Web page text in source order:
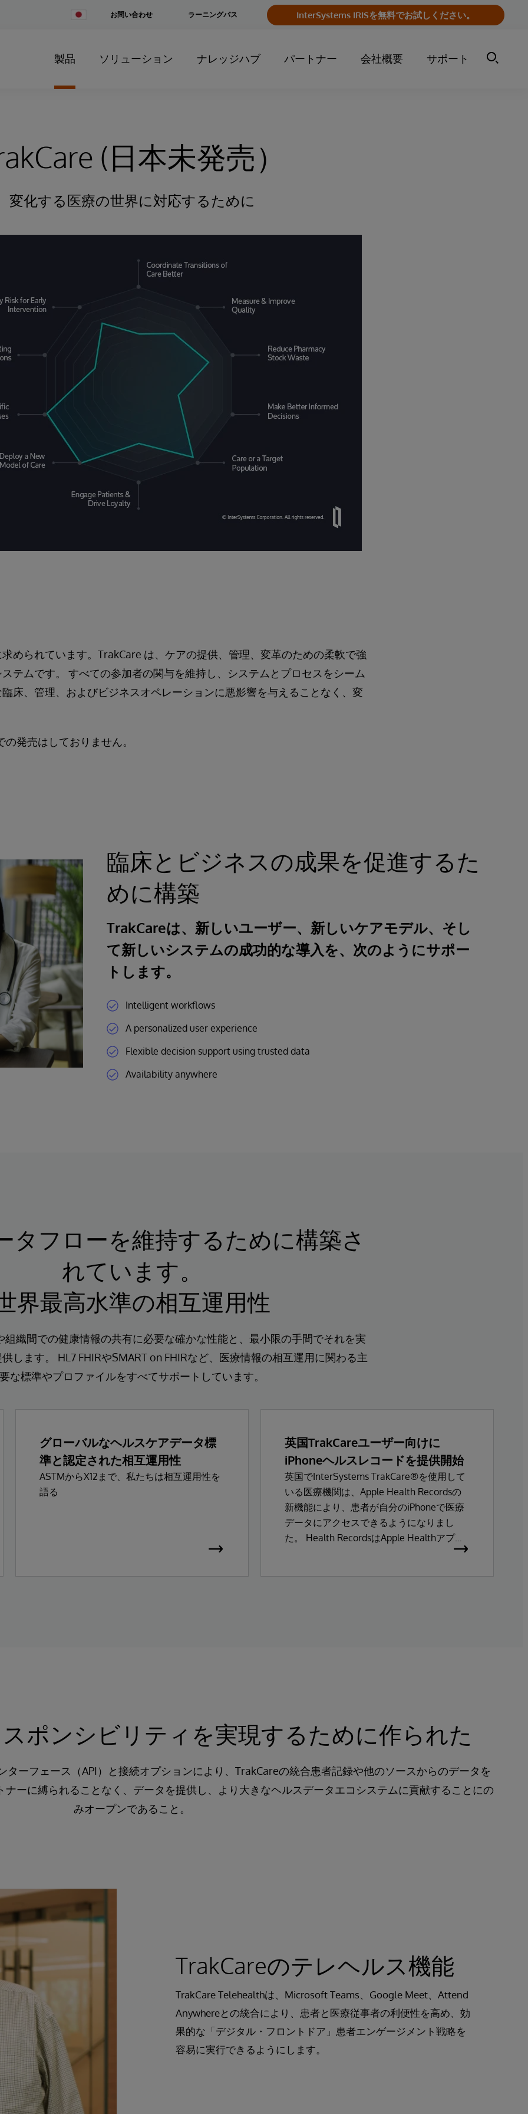
Change
お問い合わせ InterSystems IRISを無料でお試しください。
ラーニングパス
製品 ソリューション ナレッジハブ パートナー 会社概要 サポート
(日本未発売）
変化する医療の世界に対応するために
められています。TrakCare は、ケアの提供、管理、変革のための柔軟で強
テムです。 すべての参加者の関与を維持し、システムとプロセスをシーム
床、管理、およびビジネスオペレーションに悪影響を与えることなく、変
発売はしておりません。
臨床とビジネスの成果を促進するた
めに構築
TrakCareは、新しいユーザー、新しいケアモデル、そし
て新しいシステムの成功的な導入を、次のようにサポー
トします。
Intelligent workflows
A personalized user experience
Flexible decision support using trusted data
Availability anywhere
タフローを維持するために構築さ
れています。
界最高水準の相互運用性
組織間での健康情報の共有に必要な確かな性能と、最小限の手間でそれを実
します。 HL7 FHIRやSMART on FHIRなど、医療情報の相互運用に関わる主
要な標準やプロファイルをすべてサポートしています。
グローバルなヘルスケアデータ標
準と認定された相互運用性
ASTMからX12まで、私たちは相互運用性を
語る
英国TrakCareユーザー向けに
iPhoneヘルスレコードを提供開始
英国でInterSystems TrakCare®を使用して
いる医療機関は、Apple Health Recordsの
新機能により、患者が自分のiPhoneで医療
データにアクセスできるようになりまし
た。 Health RecordsはApple Healthアプリ
ポンシビリティを実現するために作られた
ーフェース（API）と接続オプションにより、TrakCareの統合患者記録や他のソースからのデータを
ーに縛られることなく、データを提供し、より大きなヘルスデータエコシステムに貢献することにの
みオープンであること。
TrakCareのテレヘルス機能
TrakCare Telehealthは、Microsoft Teams、Google Meet、Attend
Anywhereとの統合により、患者と医療従事者の利便性を高め、効
果的な「デジタル・フロントドア」患者エンゲージメント戦略を
容易に実行できるようにします。